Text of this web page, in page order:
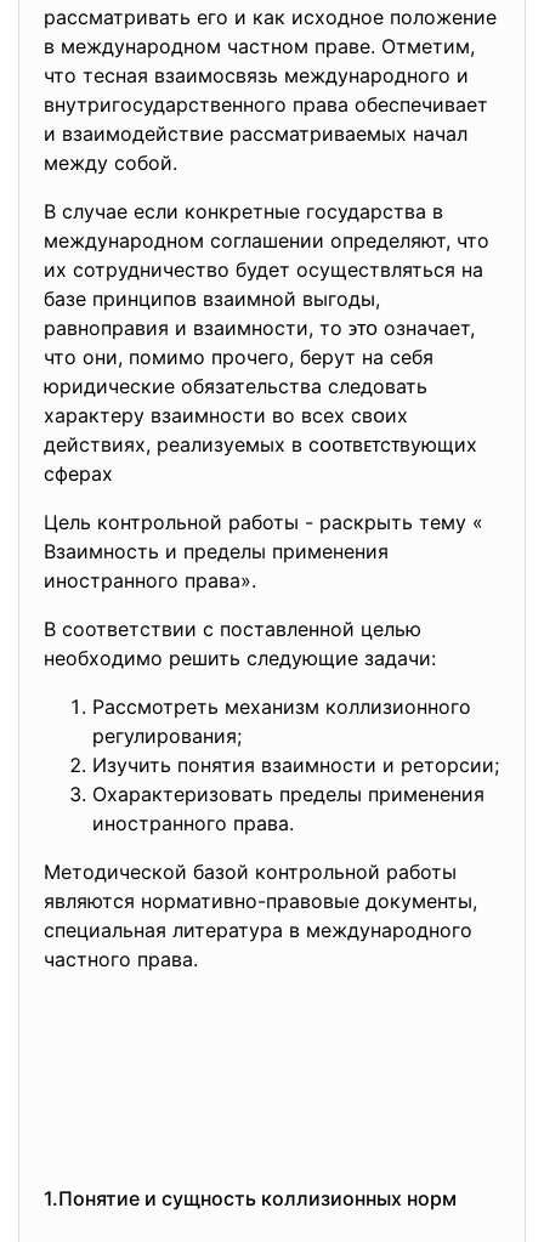
рассматривать его и как исходное положение
в международном частном праве. Отметим,
что тесная взаимосвязь международного и
внутригосударственного права обеспечивает
и взаимодействие рассматриваемых начал
между собой.
В случае если конкретные государства в
международном соглашении определяют, что
их сотрудничество будет осуществляться на
базе принципов взаимной выгоды,
равноправия и взаимности, то ϶ᴛᴏ означает,
что они, помимо прочего, берут на себя
юридические обязательства следовать
характеру взаимности во всех ϲʙᴏих
действиях, реализуемых в ϲᴏᴏᴛʙᴇᴛϲᴛʙующих
сферах
Цель контрольной работы - раскрыть тему «
Взаимность и пределы применения
иностранного права».
В соответствии с поставленной целью
необходимо решить следующие задачи:
Рассмотреть механизм коллизионного
регулирования;
Изучить понятия взаимности и реторсии;
Охарактеризовать пределы применения
иностранного права.
Методической базой контрольной работы
являются нормативно-правовые документы,
специальная литература в международного
частного права.
1.Понятие и сущность коллизионных норм